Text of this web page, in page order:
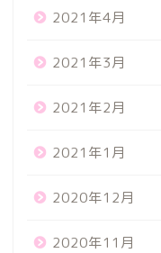
2021年4月
2021年3月
2021年2月
2021年1月
2020年12月
2020年11月